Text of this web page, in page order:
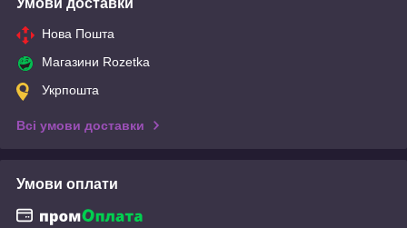
Нова Пошта
Магазини Rozetka
Укрпошта
Всі умови доставки
Умови оплати